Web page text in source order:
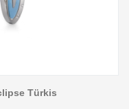
Türkis